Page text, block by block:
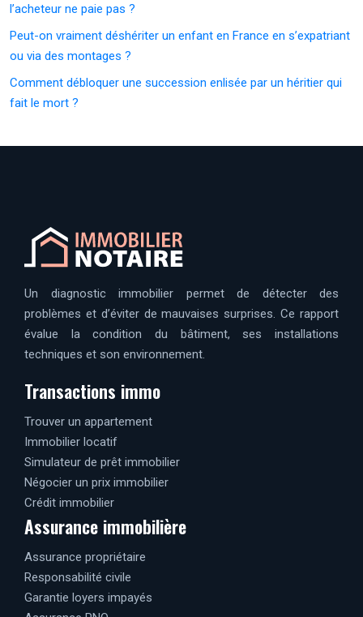
l’acheteur ne paie pas ?
Peut-on vraiment déshériter un enfant en France en s’expatriant
ou via des montages ?
Comment débloquer une succession enlisée par un héritier qui
fait le mort ?
Un diagnostic immobilier permet de détecter des
problèmes et d’éviter de mauvaises surprises. Ce rapport
évalue la condition du bâtiment, ses installations
techniques et son environnement.
Transactions immo
Trouver un appartement
Immobilier locatif
Simulateur de prêt immobilier
Négocier un prix immobilier
Crédit immobilier
Assurance immobilière
Assurance propriétaire
Responsabilité civile
Garantie loyers impayés